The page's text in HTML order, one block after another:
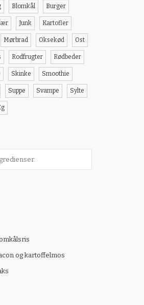
Blomkål Burger
Junk Kartofler
Mørbrad Oksekød Ost
Rodfrugter Rødbeder
Skinke Smoothie
Suppe Svampe Sylte
og kartoffelmos